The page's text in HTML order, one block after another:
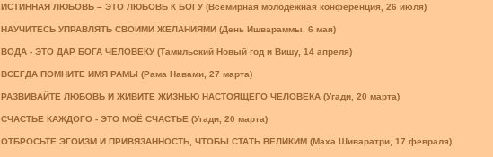
ИСТИННАЯ ЛЮБОВЬ – ЭТО ЛЮБОВЬ К БОГУ (Всемирная молодёжная конференция, 26 июля)
НАУЧИТЕСЬ УПРАВЛЯТЬ СВОИМИ ЖЕЛАНИЯМИ (День Ишвараммы, 6 мая)
ВОДА - ЭТО ДАР БОГА ЧЕЛОВЕКУ (Тамильский Новый год и Вишу, 14 апреля)
ВСЕГДА ПОМНИТЕ ИМЯ РАМЫ (Рама Навами, 27 марта)
РАЗВИВАЙТЕ ЛЮБОВЬ И ЖИВИТЕ ЖИЗНЬЮ НАСТОЯЩЕГО ЧЕЛОВЕКА (Угади, 20 марта)
СЧАСТЬЕ КАЖДОГО - ЭТО МОЁ СЧАСТЬЕ (Угади, 20 марта)
ОТБРОСЬТЕ ЭГОИЗМ И ПРИВЯЗАННОСТЬ, ЧТОБЫ СТАТЬ ВЕЛИКИМ (Маха Шиваратри, 17 февраля)